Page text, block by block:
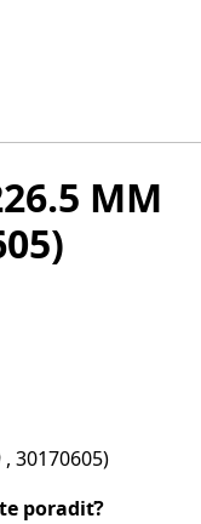
MM
, 30170605)
poradiť?